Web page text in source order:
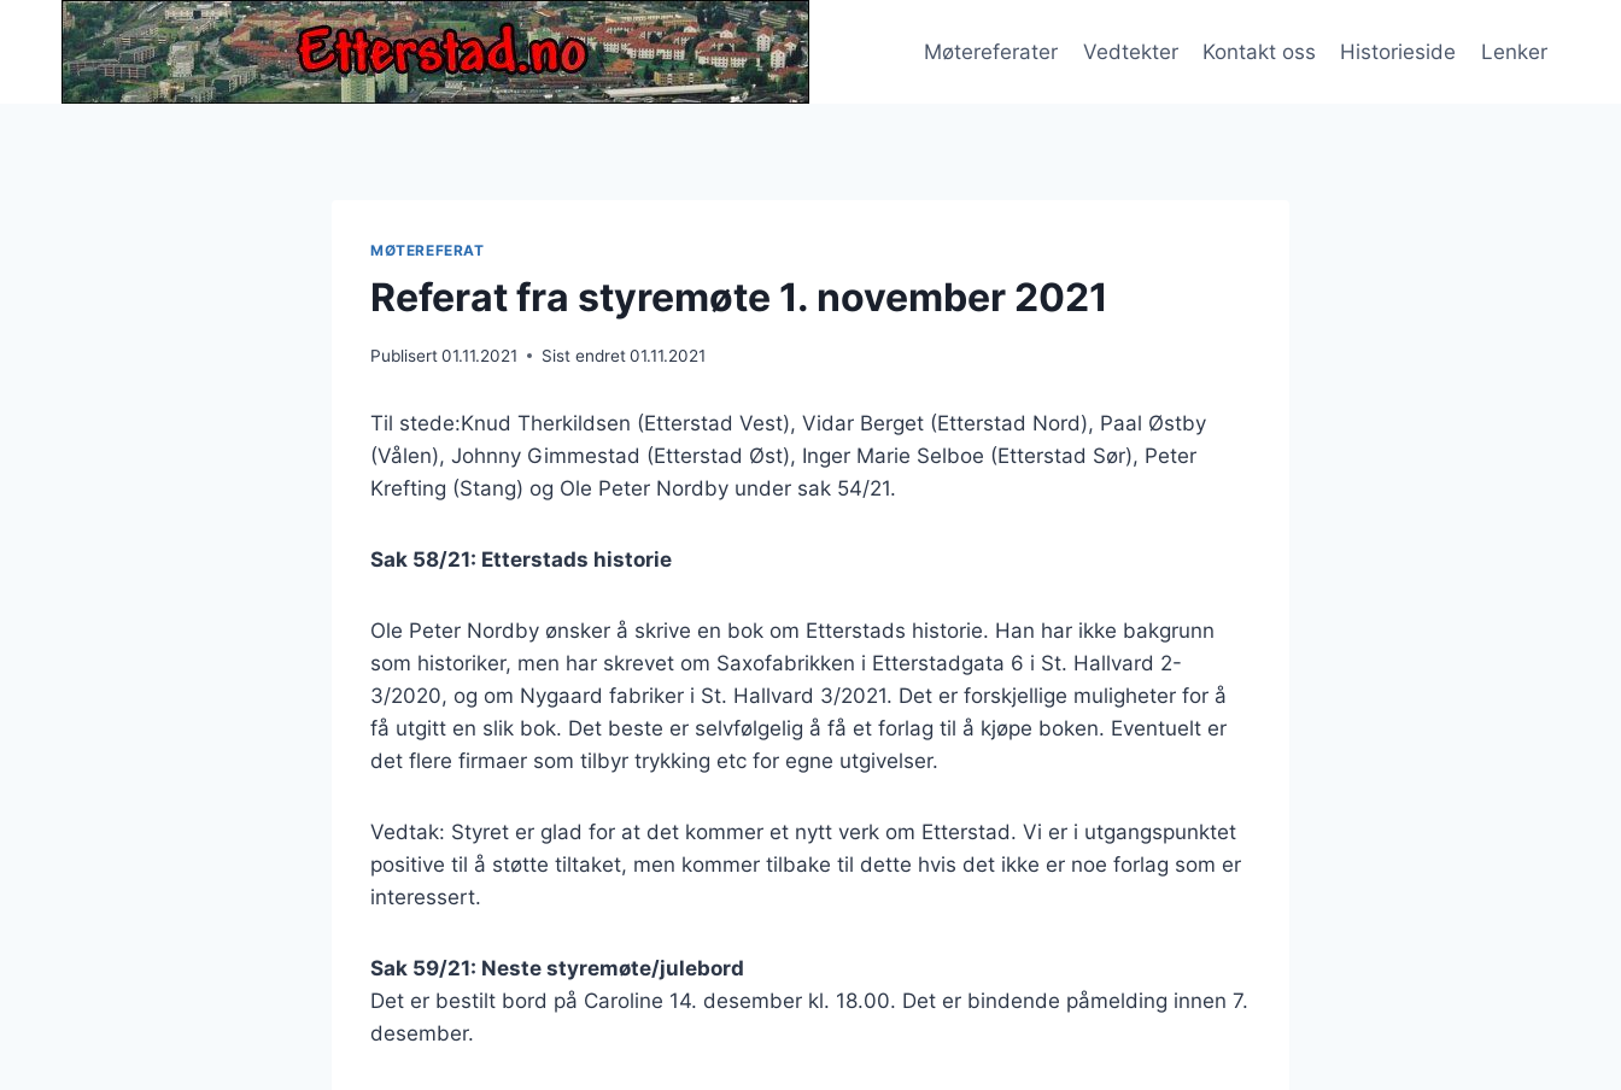
content
Møtereferater Vedtekter Kontakt oss Historieside Lenker
MØTEREFERAT
Referat fra styremøte 1. november 2021
Publisert01.11.2021 Sist endret 01.11.2021
Til stede:Knud Therkildsen (Etterstad Vest), Vidar Berget (Etterstad Nord), Paal Østby
(Vålen), Johnny Gimmestad (Etterstad Øst), Inger Marie Selboe (Etterstad Sør), Peter
Krefting (Stang) og Ole Peter Nordby under sak 54/21.
Sak 58/21: Etterstads historie
Ole Peter Nordby ønsker å skrive en bok om Etterstads historie. Han har ikke bakgrunn
som historiker, men har skrevet om Saxofabrikken i Etterstadgata 6 i St. Hallvard 2-
3/2020, og om Nygaard fabriker i St. Hallvard 3/2021. Det er forskjellige muligheter for å
få utgitt en slik bok. Det beste er selvfølgelig å få et forlag til å kjøpe boken. Eventuelt er
det flere firmaer som tilbyr trykking etc for egne utgivelser.
Vedtak: Styret er glad for at det kommer et nytt verk om Etterstad. Vi er i utgangspunktet
positive til å støtte tiltaket, men kommer tilbake til dette hvis det ikke er noe forlag som er
interessert.
Sak 59/21: Neste styremøte/julebord
Det er bestilt bord på Caroline 14. desember kl. 18.00. Det er bindende påmelding innen 7.
desember.